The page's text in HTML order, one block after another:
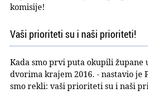
komisije!
Vaši prioriteti su i naši prioriteti!
Kada smo prvi puta okupili župane
dvorima krajem 2016. - nastavio je
smo rekli: vaši prioriteti su i naši